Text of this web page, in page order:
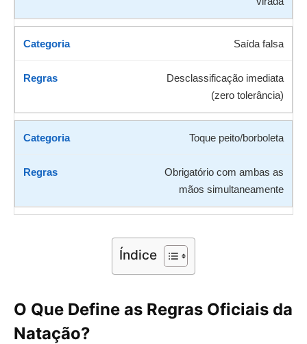
Saída falsa
Desclassificação imediata
(zero tolerância)
Toque peito/borboleta
Obrigatório com ambas as
mãos simultaneamente
Índice
O Que Define as Regras Oficiais da
Natação?